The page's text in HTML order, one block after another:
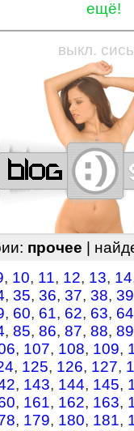
ещё!
——————
выкл.
прочее |
, 10, 11, 12, 13, 14
, 35, 36, 37, 38, 39
, 60, 61, 62, 63, 64
, 85, 86, 87, 88, 89
, 107, 108, 109,
, 125, 126, 127,
, 143, 144, 145,
, 161, 162, 163,
, 179, 180, 181,